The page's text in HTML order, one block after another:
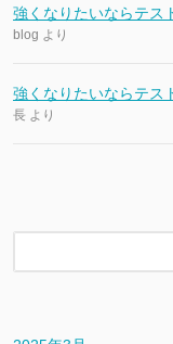
強くなりたいならテス
blog より
強くなりたいならテス
長 より